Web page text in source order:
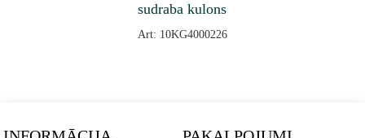
sudraba kulons
Art: 10KG4000226